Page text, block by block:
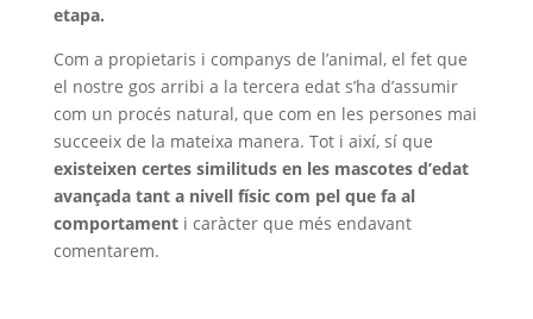
etapa.
Com a propietaris i companys de l’animal, el fet que
el nostre gos arribi a la tercera edat s’ha d’assumir
com un procés natural, que com en les persones mai
succeeix de la mateixa manera. Tot i així, sí que
existeixen certes similituds en les mascotes d’edat
avançada tant a nivell físic com pel que fa al
comportamenti caràcter que més endavant
comentarem.